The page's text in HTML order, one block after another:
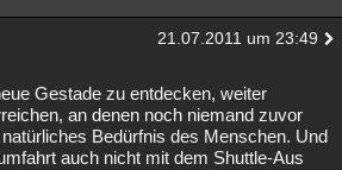
21.07.2011 um 23:49
Gestade zu entdecken, weiter
an denen noch niemand zuvor
Bedürfnis des Menschen. Und
auch nicht mit dem Shuttle-Aus